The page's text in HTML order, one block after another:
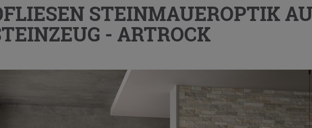
STEINMAUEROPTIK
- ARTROCK